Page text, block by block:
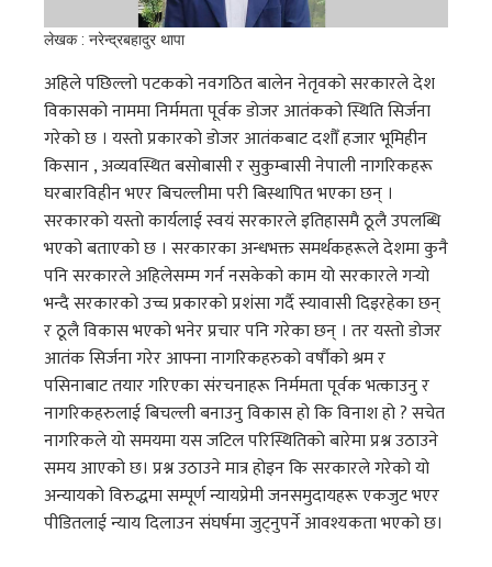
लेखक : नरेन्द्रबहादुर थापा
अहिले पछिल्लो पटकको नवगठित बालेन नेतृवको सरकारले देश
विकासको नाममा निर्ममता पूर्वक डोजर आतंकको स्थिति सिर्जना
गरेको छ । यस्तो प्रकारको डोजर आतंकबाट दशौँ हजार भूमिहीन
किसान , अव्यवस्थित बसोबासी र सुकुम्बासी नेपाली नागरिकहरू
घरबारविहीन भएर बिचल्लीमा परी बिस्थापित भएका छन् ।
सरकारको यस्तो कार्यलाई स्वयं सरकारले इतिहासमै ठूलै उपलब्धि
भएको बताएको छ । सरकारका अन्धभक्त समर्थकहरूले देशमा कुनै
पनि सरकारले अहिलेसम्म गर्न नसकेको काम यो सरकारले गर्‍यो
भन्दै सरकारको उच्च प्रकारको प्रशंसा गर्दै स्यावासी दिइरहेका छन्
र ठूलै विकास भएको भनेर प्रचार पनि गरेका छन् । तर यस्तो डोजर
आतंक सिर्जना गरेर आफ्ना नागरिकहरुको वर्षौको श्रम र
पसिनाबाट तयार गरिएका संरचनाहरू निर्ममता पूर्वक भत्काउनु र
नागरिकहरुलाई बिचल्ली बनाउनु विकास हो कि विनाश हो ? सचेत
नागरिकले यो समयमा यस जटिल परिस्थितिको बारेमा प्रश्न उठाउने
समय आएको छ। प्रश्न उठाउने मात्र होइन कि सरकारले गरेको यो
अन्यायको विरुद्धमा सम्पूर्ण न्यायप्रेमी जनसमुदायहरू एकजुट भएर
पीडितलाई न्याय दिलाउन संघर्षमा जुट्नुपर्ने आवश्यकता भएको छ।